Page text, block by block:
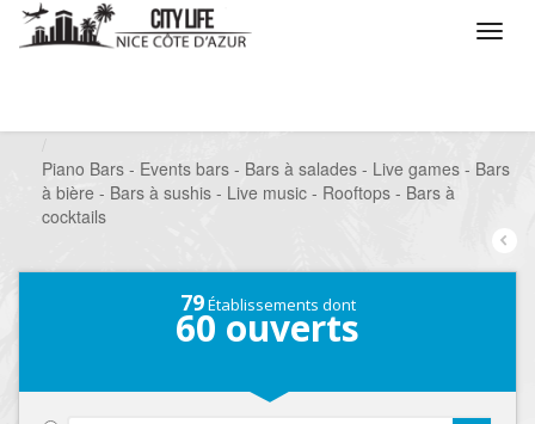
Piano Bars - Events bars - Bars à salades - Live games - Bars
à bière - Bars à sushis - Live music - Rooftops - Bars à
cocktails
79Établissements dont
60 ouverts